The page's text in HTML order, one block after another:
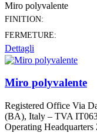
Miro polyvalente
FINITION:
FERMETURE:
Dettagli
Miro polyvalente
Registered Office Via
(BA), Italy – TVA
Operating